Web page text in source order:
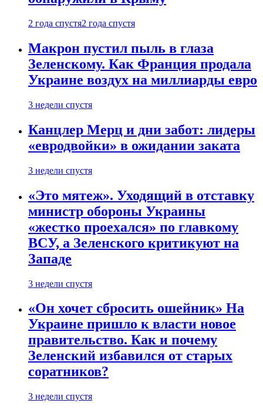
2 года спустя2 года спустя
Макрон пустил пыль в глаза
Зеленскому. Как Франция продала
Украине воздух на миллиарды евро
3 недели спустя
Канцлер Мерц и дни забот: лидеры
«евродвойки» в ожидании заката
3 недели спустя
«Это мятеж». Уходящий в отставку
министр обороны Украины
«жестко проехался» по главкому
ВСУ, а Зеленского критикуют на
Западе
3 недели спустя
«Он хочет сбросить ошейник» На
Украине пришло к власти новое
правительство. Как и почему
Зеленский избавился от старых
соратников?
3 недели спустя